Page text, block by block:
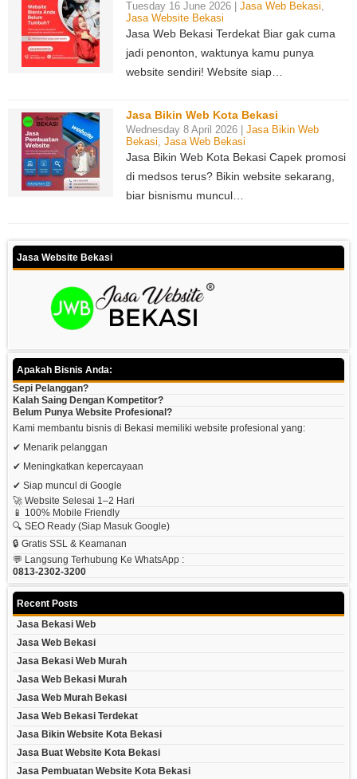
Tuesday 16 June 2026 | Jasa Web Bekasi,
Jasa Website Bekasi
Jasa Web Bekasi Terdekat Biar gak cuma
jadi penonton, waktunya kamu punya
website sendiri! Website siap…
Jasa Bikin Web Kota Bekasi
Wednesday 8 April 2026 | Jasa Bikin Web
Bekasi, Jasa Web Bekasi
Jasa Bikin Web Kota Bekasi Capek promosi
di medsos terus? Bikin website sekarang,
biar bisnismu muncul…
Jasa Website Bekasi
Apakah Bisnis Anda:
Sepi Pelanggan?
Kalah Saing Dengan Kompetitor?
Belum Punya Website Profesional?
Kami membantu bisnis di Bekasi memiliki website profesional yang:
✔ Menarik pelanggan
✔ Meningkatkan kepercayaan
✔ Siap muncul di Google
🚀 Website Selesai 1–2 Hari
📱 100% Mobile Friendly
🔍 SEO Ready (siap Masuk Google)
🔒 Gratis SSL & Keamanan
💬 Langsung Terhubung Ke WhatsApp :
0813-2302-3200
Recent Posts
Jasa Bekasi Web
Jasa Web Bekasi
Jasa Bekasi Web Murah
Jasa Web Bekasi Murah
Jasa Web Murah Bekasi
Jasa Web Bekasi Terdekat
Jasa Bikin Website Kota Bekasi
Jasa Buat Website Kota Bekasi
Jasa Pembuatan Website Kota Bekasi